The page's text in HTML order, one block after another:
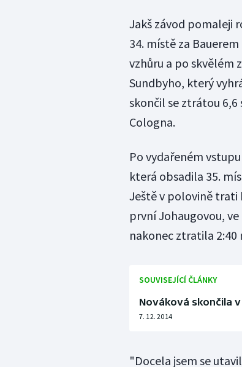
Jakš závod pomaleji
34. místě za
vzhůru a po skvělém
Sundbyho, který
skončil se ztrátou
Cologna.
Po vydařeném
která obsadila 35.
Ještě v polovině trati
první Johaugovou,
nakonec ztratila 2:40
SOUVISEJÍCÍ ČLÁNKY
Nováková skončila
7. 12. 2014
"Docela jsem se